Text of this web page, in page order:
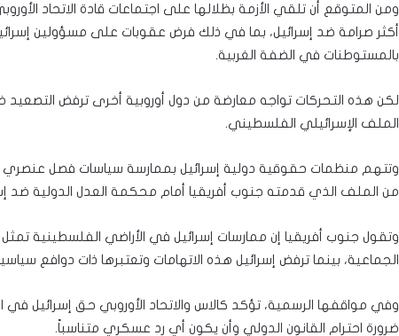
ومن المتوقع أن تلقي الأزمة بظلالها على اجتماعات قادة الاتحاد
أكثر صرامة ضد إسرائيل، بما في ذلك فرض عقوبات على مسؤولين
بالمستوطنات في الضفة الغربية.
لكن هذه التحركات تواجه معارضة من دول أوروبية أخرى ترفض التصعيد
الملف الإسرائيلي الفلسطيني.
وتتهم منظمات حقوقية دولية إسرائيل بممارسة سياسات فصل عنصري
من الملف الذي قدمته جنوب أفريقيا أمام محكمة العدل الدولية ضد
وتقول جنوب أفريقيا إن ممارسات إسرائيل في الأراضي الفلسطينية تمثل
الجماعية، بينما ترفض إسرائيل هذه الاتهامات وتعتبرها ذات دوافع
وفي مواقفها الرسمية، تؤكد كالاس والاتحاد الأوروبي حق إسرائيل
ضرورة احترام القانون الدولي وأن يكون أي رد عسكري متناسباً.